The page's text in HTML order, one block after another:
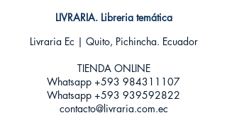
LIVRARIA. Libreria temática
Livraria Ec | Quito, Pichincha. Ecuador
TIENDA ONLINE​
Whatsapp +593 984311107
Whatsapp +593 939592822
contacto@livraria.com.ec